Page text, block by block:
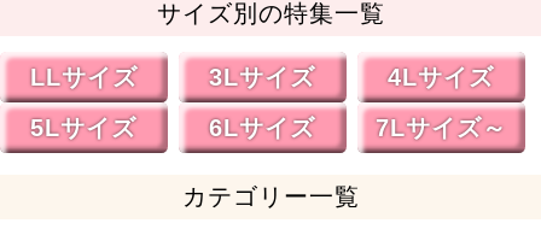
サイズ別の特集一覧
LLサイズ 3Lサイズ
4Lサイズ
5Lサイズ
6Lサイズ 7Lサイズ～
カテゴリー一覧